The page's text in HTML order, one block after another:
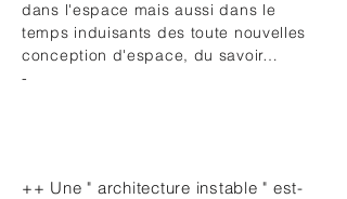
dans l'espace mais aussi dans le
temps induisants des toute nouvelles
conception d'espace, du savoir…
-
++ Une " architecture instable " est-